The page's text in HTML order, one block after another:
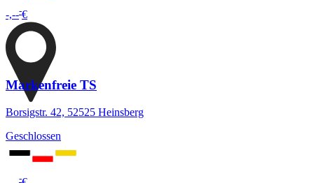
-,---€
Markenfreie TS
Borsigstr. 42, 52525 Heinsberg
Geschlossen
-